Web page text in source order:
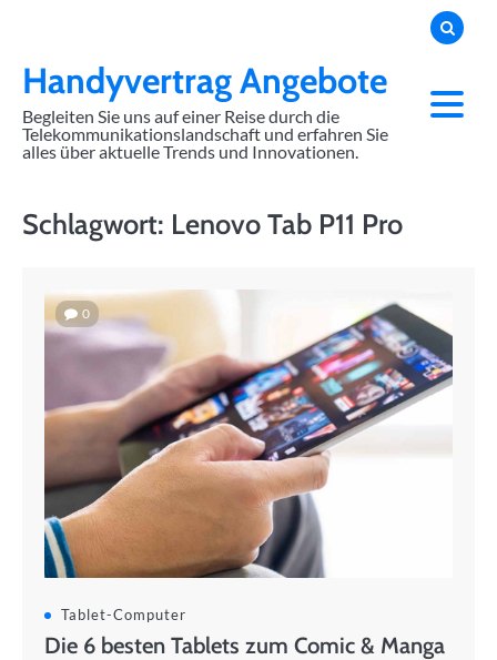
contentHandyvertrag Angebote
Begleiten Sie uns auf einer Reise durch die
Telekommunikationslandschaft und erfahren Sie
alles über aktuelle Trends und Innovationen.
Schlagwort: Lenovo Tab P11 Pro
0
Tablet-Computer
Die 6 besten Tablets zum Comic & Manga